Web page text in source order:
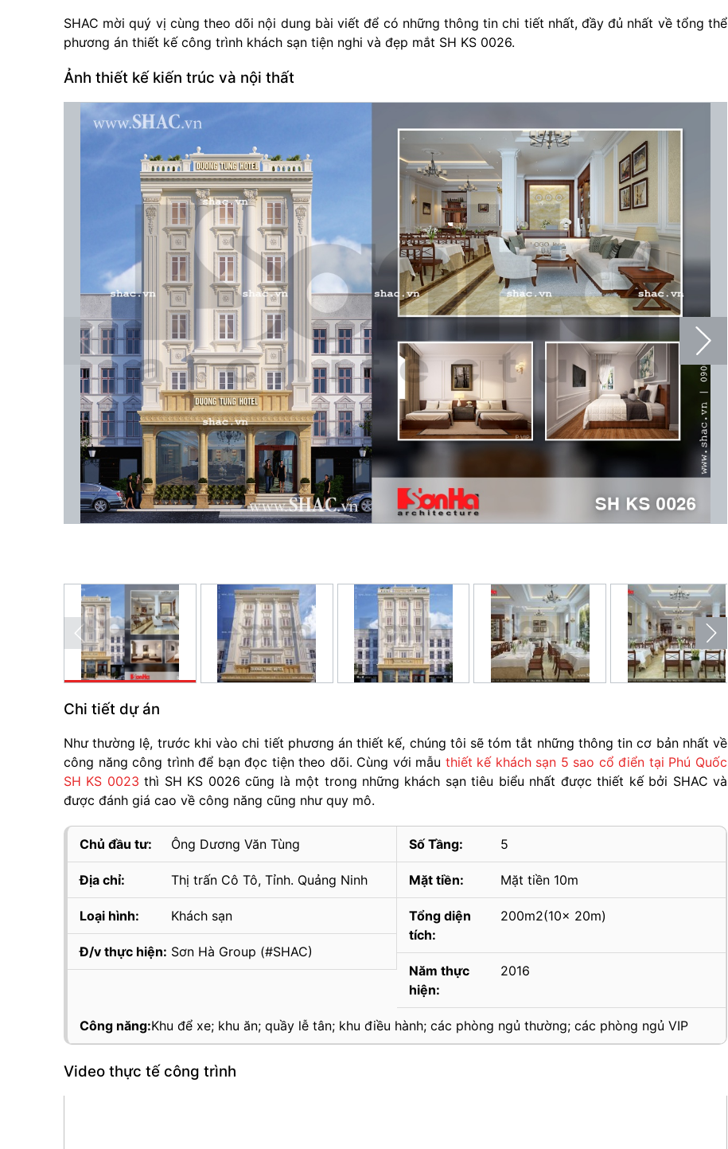
SHAC mời quý vị cùng theo dõi nội dung bài viết để có những thông tin chi tiết nhất, đầy đủ nhất về tổng thể
phương án thiết kế công trình khách sạn tiện nghi và đẹp mắt SH KS 0026.
Ảnh thiết kế kiến trúc và nội thất
Chi tiết dự án
Như thường lệ, trước khi vào chi tiết phương án thiết kế, chúng tôi sẽ tóm tắt những thông tin cơ bản nhất về
công năng công trình để bạn đọc tiện theo dõi. Cùng với mẫu thiết kế khách sạn 5 sao cổ điển tại Phú Quốc
SH KS 0023 thì SH KS 0026 cũng là một trong những khách sạn tiêu biểu nhất được thiết kế bởi SHAC và
được đánh giá cao về công năng cũng như quy mô.
Chủ đầu tư: Ông Dương Văn Tùng
Địa chỉ: Thị trấn Cô Tô, Tỉnh. Quảng Ninh
Loại hình: Khách sạn
Đ/v thực hiện: Sơn Hà Group (#SHAC)
Số Tầng: 5
Mặt tiền: Mặt tiền 10m
Tổng diện
tích:
200m2(10x 20m)
Năm thực
hiện:
2016
Công năng:Khu để xe; khu ăn; quầy lễ tân; khu điều hành; các phòng ngủ thường; các phòng ngủ VIP
Video thực tế công trình